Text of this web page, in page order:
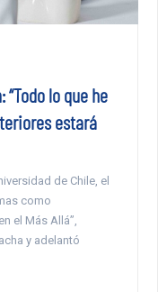
lo que he
estará
de Chile, el
como
el Más Allá”,
y adelantó